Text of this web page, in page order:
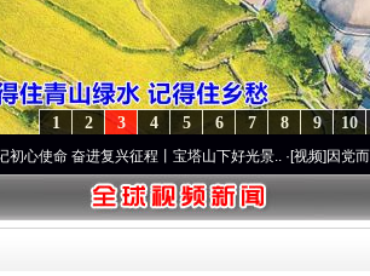
10
9
8
7
6
5
4
3
2
1
进复兴征程丨宝塔山下好光景..·[视频]因党而生 为党而